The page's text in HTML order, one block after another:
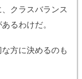
クラスバランス
るわけだ。
方に決めるのも